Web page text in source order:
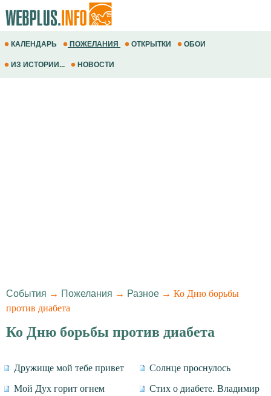
КАЛЕНДАРЬ ПОЖЕЛАНИЯ ОТКРЫТКИ ОБОИ
ИЗ ИСТОРИИ... НОВОСТИ
События → Пожелания → Разное → Ко Дню борьбы
против диабета
Ко Дню борьбы против диабета
Дружище мой тебе привет
Солнце проснулось
Мой Дух горит огнем
Стих о диабете. Владимир